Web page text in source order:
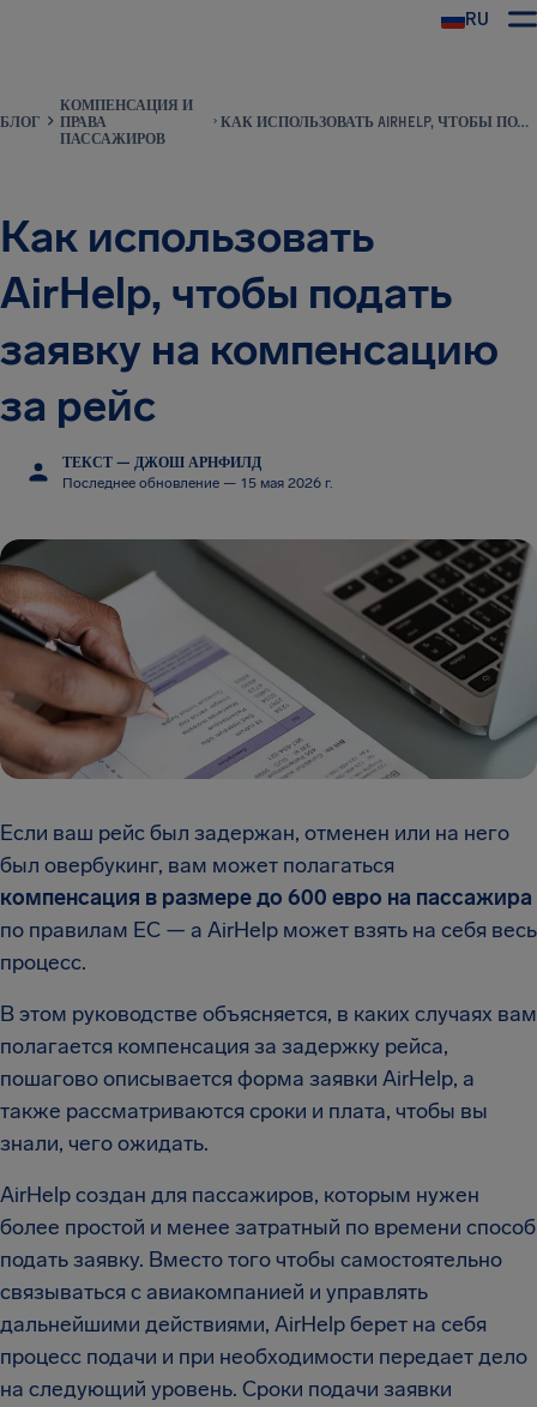
RU
БЛОГ
КОМПЕНСАЦИЯ И
ПРАВА
ПАССАЖИРОВ
КАК ИСПОЛЬЗОВАТЬ AIRHELP, ЧТОБЫ ПОДАТЬ ЗАЯВКУ НА КОМПЕНСАЦИЮ ЗА РЕЙС
Как использовать
AirHelp, чтобы подать
заявку на компенсацию
за рейс
ТЕКСТ — ДЖОШ АРНФИЛД
Последнее обновление — 15 мая 2026 г.
Если ваш рейс был задержан, отменен или на него
был овербукинг, вам может полагаться
компенсация в размере до 600 евро на пассажира
по правилам ЕС — а AirHelp может взять на себя весь
процесс.
В этом руководстве объясняется, в каких случаях вам
полагается компенсация за задержку рейса,
пошагово описывается форма заявки AirHelp, а
также рассматриваются сроки и плата, чтобы вы
знали, чего ожидать.
AirHelp создан для пассажиров, которым нужен
более простой и менее затратный по времени способ
подать заявку. Вместо того чтобы самостоятельно
связываться с авиакомпанией и управлять
дальнейшими действиями, AirHelp берет на себя
процесс подачи и при необходимости передает дело
на следующий уровень. Сроки подачи заявки